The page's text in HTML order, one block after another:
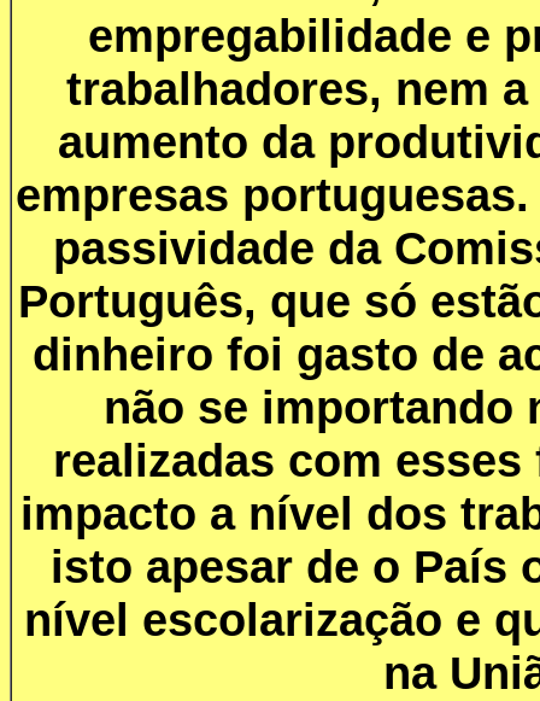
empregabilidade e
trabalhadores, nem
aumento da
empresas
passividade da
Português, que só
dinheiro foi gasto de
não se importando
realizadas com
impacto a nível dos
isto apesar de o País
nível escolarização e
na